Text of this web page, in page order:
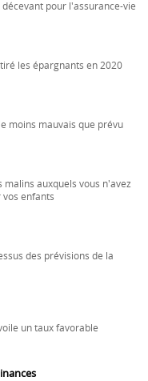
pour l'assurance-vie
les épargnants en 2020
moins mauvais que prévu
malins auxquels vous n'avez
enfants
des prévisions de la
un taux favorable